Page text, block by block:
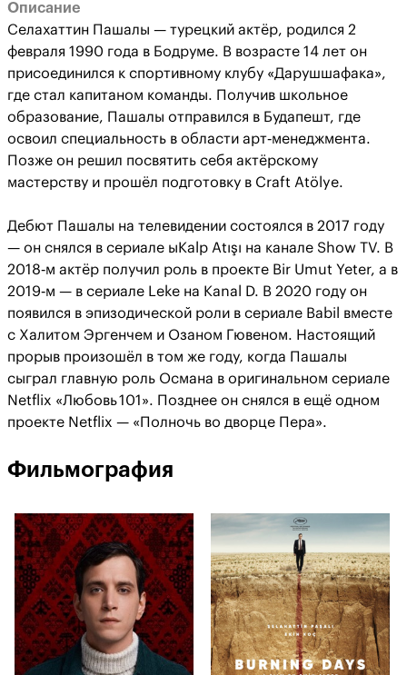
Описание
Селахаттин Пашалы — турецкий актёр, родился 2
февраля 1990 года в Бодруме. В возрасте 14 лет он
присоединился к спортивному клубу «Дарушшафака»,
где стал капитаном команды. Получив школьное
образование, Пашалы отправился в Будапешт, где
освоил специальность в области арт‑менеджмента.
Позже он решил посвятить себя актёрскому
мастерству и прошёл подготовку в Craft Atölye.
Дебют Пашалы на телевидении состоялся в 2017 году
— он снялся в сериале ыKalp Atışı на канале Show TV. В
2018‑м актёр получил роль в проекте Bir Umut Yeter, а в
2019‑м — в сериале Leke на Kanal D. В 2020 году он
появился в эпизодической роли в сериале Babil вместе
с Халитом Эргенчем и Озаном Гювеном. Настоящий
прорыв произошёл в том же году, когда Пашалы
сыграл главную роль Османа в оригинальном сериале
Netflix «Любовь 101». Позднее он снялся в ещё одном
проекте Netflix — «Полночь во дворце Пера».
Фильмография